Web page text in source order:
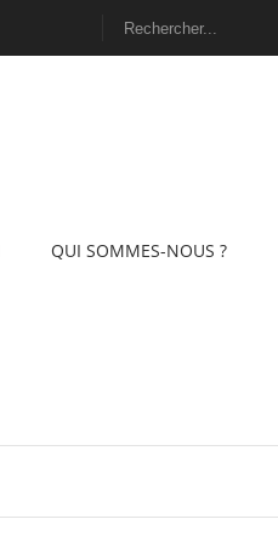
QUI SOMMES-NOUS ?